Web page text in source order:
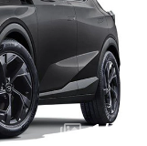
1/1